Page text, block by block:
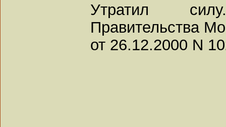
Утратил
Правительства
от 26.12.2000 N